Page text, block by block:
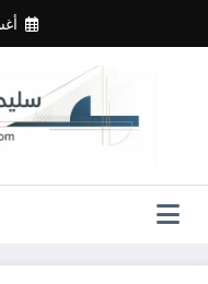
المحتوى